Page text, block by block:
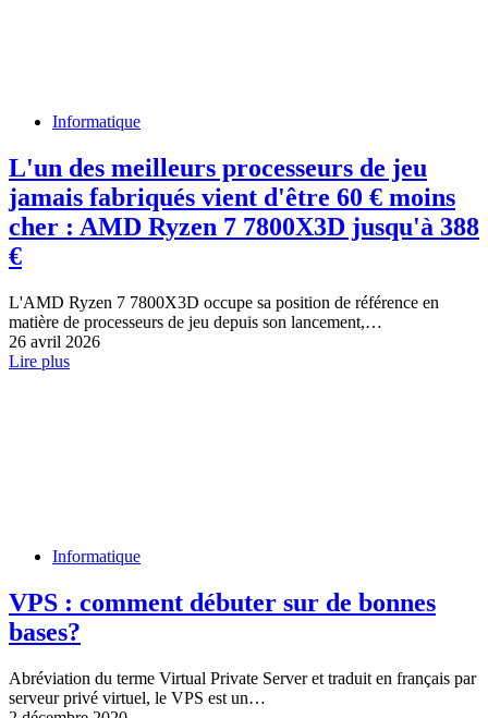
Informatique
L'un des meilleurs processeurs de jeu
jamais fabriqués vient d'être 60 € moins
cher : AMD Ryzen 7 7800X3D jusqu'à 388
€
L'AMD Ryzen 7 7800X3D occupe sa position de référence en
matière de processeurs de jeu depuis son lancement,…
26 avril 2026
Lire plus
Informatique
VPS : comment débuter sur de bonnes
bases?
Abréviation du terme Virtual Private Server et traduit en français par
serveur privé virtuel, le VPS est un…